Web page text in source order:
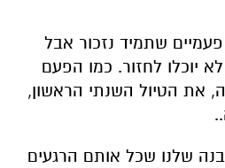
שתמיד נזכור אבל
יוכלו לחזור. כמו הפעם
, את הטיול השנתי הראשון,
שלנו שכל אותם הרגעים